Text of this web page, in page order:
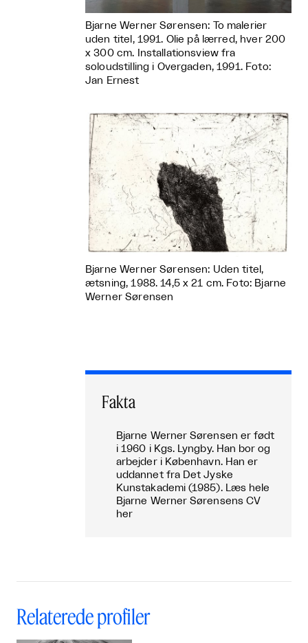
Bjarne Werner Sørensen: To malerier
uden titel, 1991. Olie på lærred, hver 200
x 300 cm. Installationsview fra
soloudstilling i Overgaden, 1991. Foto:
Jan Ernest
Bjarne Werner Sørensen: Uden titel,
ætsning, 1988. 14,5 x 21 cm. Foto: Bjarne
Werner Sørensen
Fakta
Bjarne Werner Sørensen er født
i 1960 i Kgs. Lyngby. Han bor og
arbejder i København. Han er
uddannet fra Det Jyske
Kunstakademi (1985). Læs hele
Bjarne Werner Sørensens CV
her
Relaterede profiler